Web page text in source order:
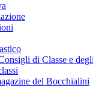
di Classe e
del Bocchialini